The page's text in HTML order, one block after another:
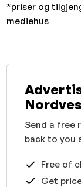
*priser og
mediehus
Send a free
back to you
Free of
Get